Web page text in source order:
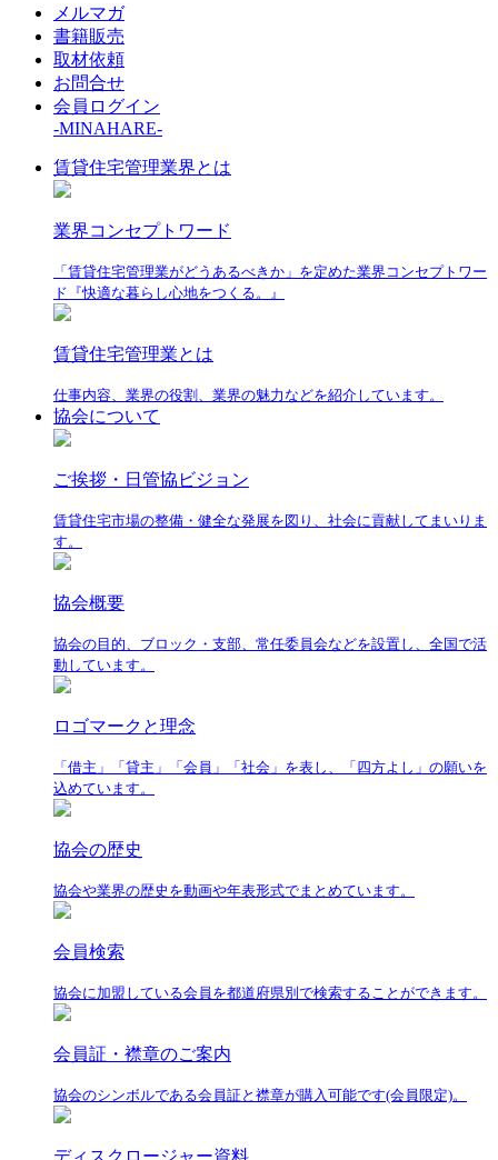
メルマガ
書籍販売
取材依頼
お問合せ
会員ログイン
-MINAHARE-
賃貸住宅管理業界とは
業界コンセプトワード
「賃貸住宅管理業がどうあるべきか」を定めた業界コンセプトワー
ド『快適な暮らし心地をつくる。』
賃貸住宅管理業とは
仕事内容、業界の役割、業界の魅力などを紹介しています。
協会について
ご挨拶・日管協ビジョン
賃貸住宅市場の整備・健全な発展を図り、社会に貢献してまいりま
す。
協会概要
協会の目的、ブロック・支部、常任委員会などを設置し、全国で活
動しています。
ロゴマークと理念
「借主」「貸主」「会員」「社会」を表し、「四方よし」の願いを
込めています。
協会の歴史
協会や業界の歴史を動画や年表形式でまとめています。
会員検索
協会に加盟している会員を都道府県別で検索することができます。
会員証・襟章のご案内
協会のシンボルである会員証と襟章が購入可能です(会員限定)。
ディスクロージャー資料